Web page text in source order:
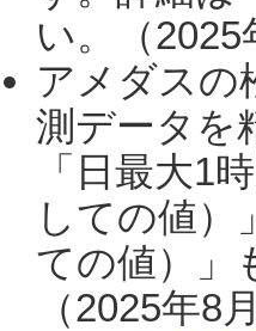
い。（2025
アメダスの
測データを
「日最大1
しての値）
ての値）」
（2025年8